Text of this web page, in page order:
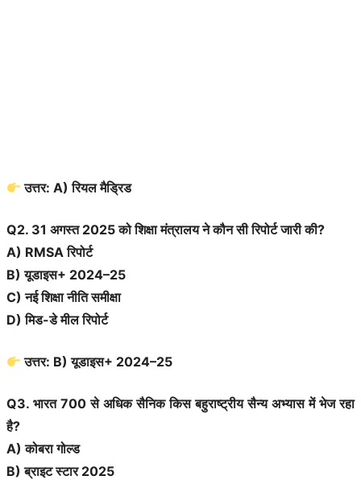
उत्तर: A) रियल मैड्रिड
Q2. 31 अगस्त 2025 को शिक्षा मंत्रालय ने कौन सी रिपोर्ट जारी की?
A) RMSA रिपोर्ट
B) यूडाइस+ 2024–25
C) नई शिक्षा नीति समीक्षा
D) मिड-डे मील रिपोर्ट
उत्तर: B) यूडाइस+ 2024–25
Q3. भारत 700 से अधिक सैनिक किस बहुराष्ट्रीय सैन्य अभ्यास में भेज रहा
है?
A) कोबरा गोल्ड
B) ब्राइट स्टार 2025